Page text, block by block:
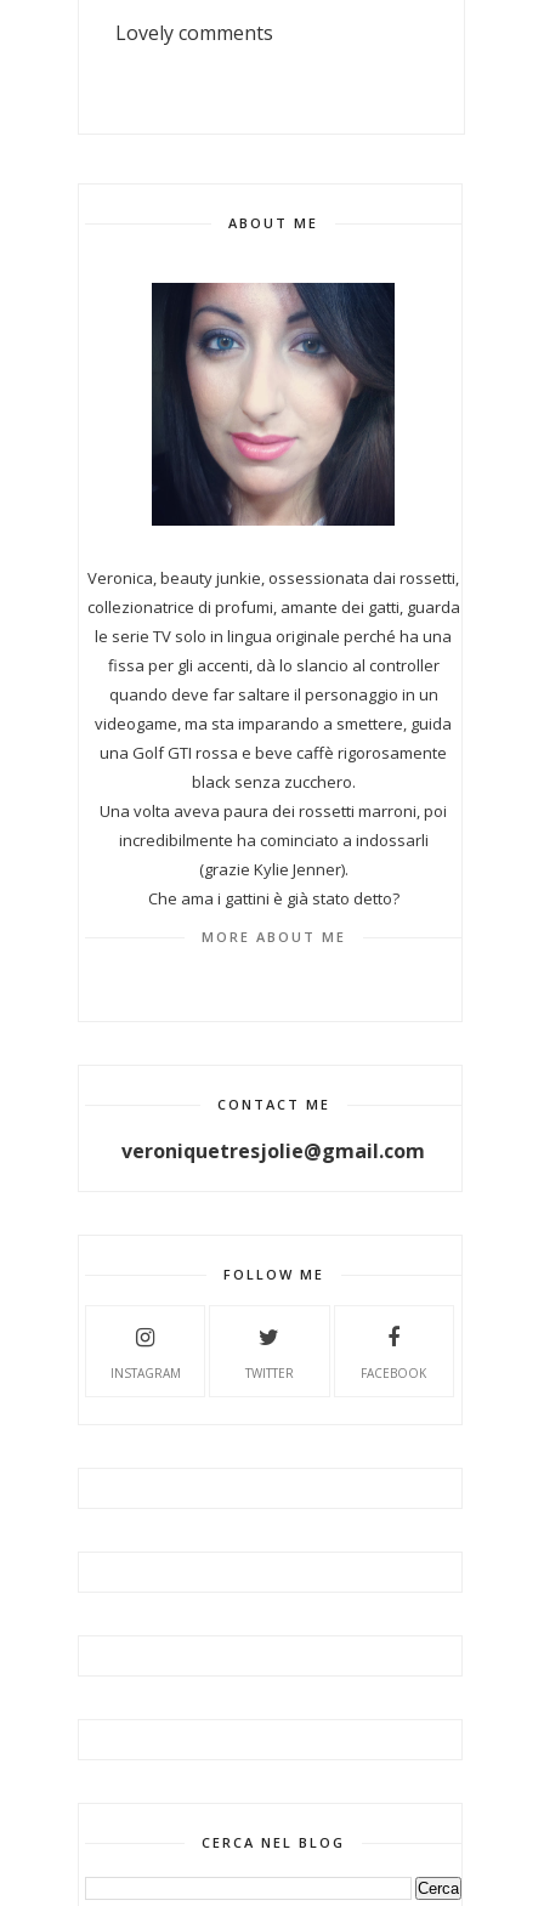
Lovely comments
ABOUT ME
Veronica, beauty junkie, ossessionata dai rossetti,
collezionatrice di profumi, amante dei gatti, guarda
le serie TV solo in lingua originale perché ha una
fissa per gli accenti, dà lo slancio al controller
quando deve far saltare il personaggio in un
videogame, ma sta imparando a smettere, guida
una Golf GTI rossa e beve caffè rigorosamente
black senza zucchero.
Una volta aveva paura dei rossetti marroni, poi
incredibilmente ha cominciato a indossarli
(grazie Kylie Jenner).
Che ama i gattini è già stato detto?
MORE ABOUT ME
CONTACT ME
veroniquetresjolie@gmail.com
FOLLOW ME
INSTAGRAM TWITTER FACEBOOK
CERCA NEL BLOG